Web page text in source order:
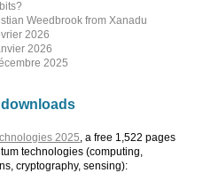
Weedbrook from Xanadu
2026
2026
2025
downloads
2025 , a free 1,522 pages
technologies (computing,
cryptography, sensing):